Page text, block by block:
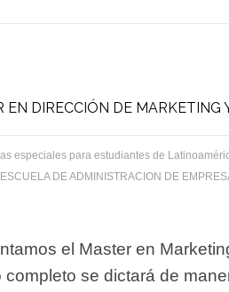
EN DIRECCIÓN DE
especiales para estudiantes de
DE ADMINISTRACION DE
el Master en
se dictará de